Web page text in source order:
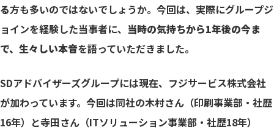
る方も多いのではないでしょうか。今回は、実際にグループジ
ョインを経験した当事者に、 当時の気持ちから1年後の今ま
で、生々しい本音を語っていただきました。
SDアドバイザーズグループには現在、 フジサービス株式会社
が加わっています。今回は同社の木村さん（印刷事業部・社歴
16年）と寺田さん（ITソリューション事業部・社歴18年）